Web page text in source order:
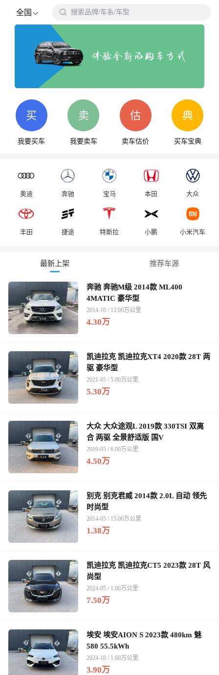
全国  搜索品牌/车系/车型
买
我要买车
卖
我要卖车
估
卖车估价
典
买车宝典
奥迪 奔驰 宝马 本田 大众
丰田 捷途 特斯拉 小鹏 小米汽车
最新上架 推荐车源
奔驰 奔驰M级 2014款 ML400
4MATIC 豪华型
2014-10 / 13.00万公里
4.30万
凯迪拉克 凯迪拉克XT4 2020款 28T 两
驱 豪华型
2021-05 / 5.00万公里
5.30万
大众 大众途观L 2019款 330TSI 双离
合 两驱 全景舒适版 国V
2019-05 / 6.00万公里
4.50万
别克 别克君威 2014款 2.0L 自动 领先
时尚型
2014-05 / 15.00万公里
1.38万
凯迪拉克 凯迪拉克CT5 2023款 28T 风
尚型
2024-05 / 1.00万公里
7.50万
埃安 埃安AION S 2023款 480km 魅
580 55.5kWh
2024-10 / 1.60万公里
3.90万